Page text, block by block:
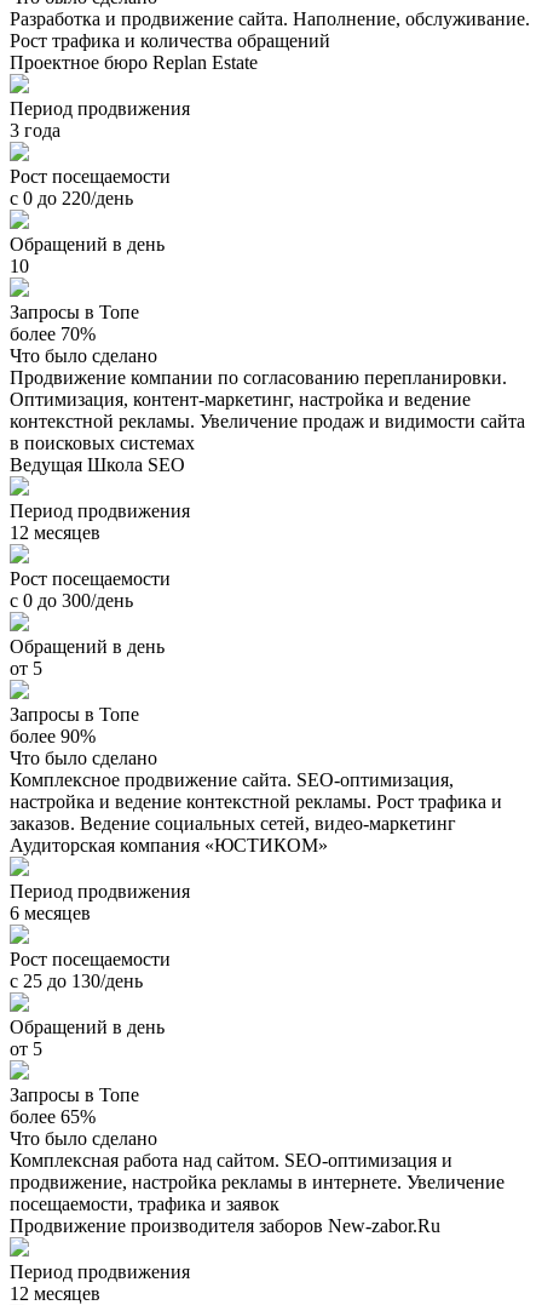
Разработка и продвижение сайта. Наполнение, обслуживание.
Рост трафика и количества обращений
Проектное бюро Replan Estate
Период продвижения
3 года
Рост посещаемости
с 0 до 220/день
Обращений в день
10
Запросы в Топе
более 70%
Что было сделано
Продвижение компании по согласованию перепланировки.
Оптимизация, контент-маркетинг, настройка и ведение
контекстной рекламы. Увеличение продаж и видимости сайта
в поисковых системах
Ведущая Школа SEO
Период продвижения
12 месяцев
Рост посещаемости
с 0 до 300/день
Обращений в день
от 5
Запросы в Топе
более 90%
Что было сделано
Комплексное продвижение сайта. SEO-оптимизация,
настройка и ведение контекстной рекламы. Рост трафика и
заказов. Ведение социальных сетей, видео-маркетинг
Аудиторская компания «ЮСТИКОМ»
Период продвижения
6 месяцев
Рост посещаемости
с 25 до 130/день
Обращений в день
от 5
Запросы в Топе
более 65%
Что было сделано
Комплексная работа над сайтом. SEO-оптимизация и
продвижение, настройка рекламы в интернете. Увеличение
посещаемости, трафика и заявок
Продвижение производителя заборов New-zabor.Ru
Период продвижения
12 месяцев